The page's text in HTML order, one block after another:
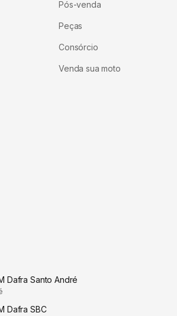
Pós-venda
Peças
Consórcio
Venda sua moto
Dafra Santo André
Dafra SBC